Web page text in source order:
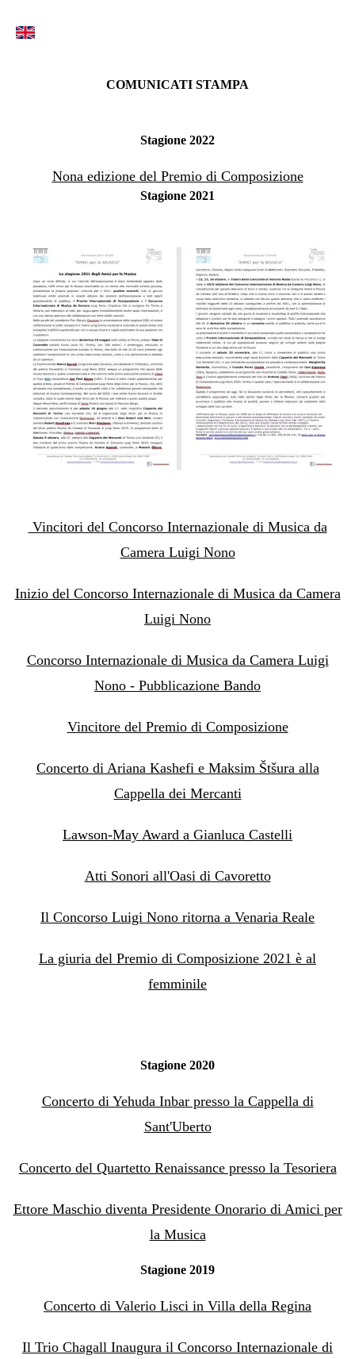
COMUNICATI STAMPA
Stagione 2022
Nona edizione del Premio di Composizione
Stagione 2021
Vincitori del Concorso Internazionale di Musica da
Camera Luigi Nono
Inizio del Concorso Internazionale di Musica da Camera
Luigi Nono
Concorso Internazionale di Musica da Camera Luigi
Nono - Pubblicazione Bando
Vincitore del Premio di Composizione
Concerto di Ariana Kashefi e Maksim Štšura alla
Cappella dei Mercanti
Lawson-May Award a Gianluca Castelli
Atti Sonori all'Oasi di Cavoretto
Il Concorso Luigi Nono ritorna a Venaria Reale
La giuria del Premio di Composizione 2021 è al
femminile
Stagione 2020
Concerto di Yehuda Inbar presso la Cappella di
Sant'Uberto
Concerto del Quartetto Renaissance presso la Tesoriera
Ettore Maschio diventa Presidente Onorario di Amici per
la Musica
Stagione 2019
Concerto di Valerio Lisci in Villa della Regina
Il Trio Chagall Inaugura il Concorso Internazionale di